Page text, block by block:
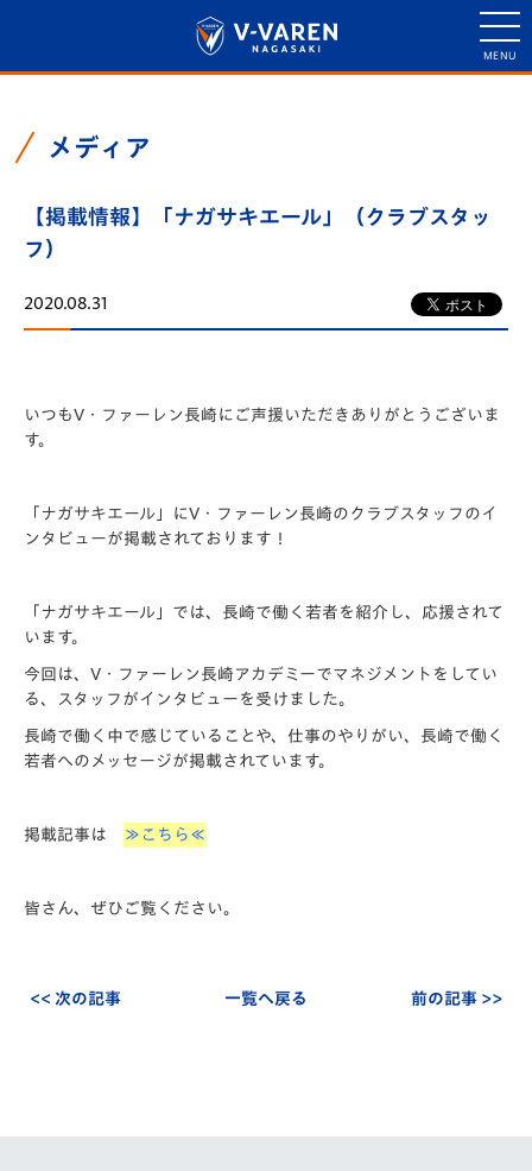
メディア
【掲載情報】「ナガサキエール」（クラブスタッ
フ）
2020.08.31
いつもV・ファーレン長崎にご声援いただきありがとうございま
す。
「ナガサキエール」にV・ファーレン長崎のクラブスタッフのイ
ンタビューが掲載されております！
「ナガサキエール」では、長崎で働く若者を紹介し、応援されて
います。
今回は、V・ファーレン長崎アカデミーでマネジメントをしてい
る、スタッフがインタビューを受けました。
長崎で働く中で感じていることや、仕事のやりがい、長崎で働く
若者へのメッセージが掲載されています。
掲載記事は ≫こちら≪
皆さん、ぜひご覧ください。
<< 次の記事 一覧へ戻る 前の記事 >>